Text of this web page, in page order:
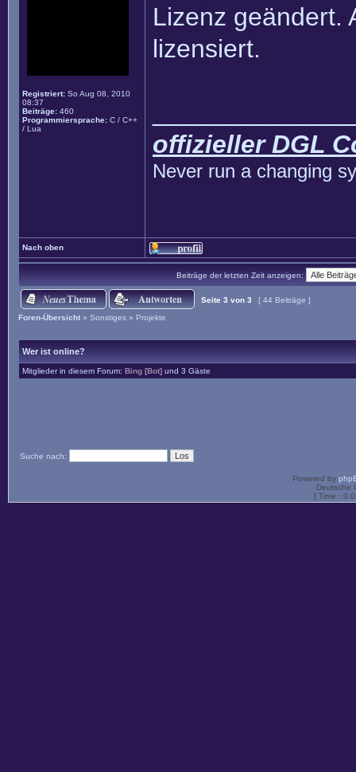
Registriert: So Aug 08, 2010
08:37
Beiträge: 460
Programmiersprache: C / C++
/ Lua
Lizenz geändert.
lizensiert.
offizieller DGL
Never run a changing
Nach oben
Beiträge der letzten Zeit anzeigen:
Seite 3 von 3
[ 44 Beiträge ]
Foren-Übersicht » Sonstiges » Projekte
Wer ist online?
Mitglieder in diesem Forum: Bing [Bot] und 3 Gäste
Suche nach:
Powered by
Deutsche
[ Time :